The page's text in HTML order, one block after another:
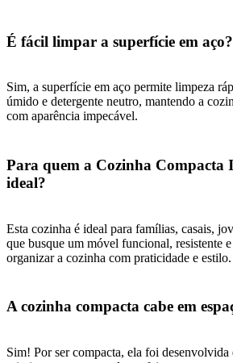
É fácil limpar a superfície em aço?
Sim, a superfície em aço permite limpeza
úmido e detergente neutro, mantendo a
com aparência impecável.
Para quem a Cozinha Compacta
ideal?
Esta cozinha é ideal para famílias, casais,
que busque um móvel funcional, resistente
organizar a cozinha com praticidade e estilo.
A cozinha compacta cabe em
Sim! Por ser compacta, ela foi desenvolvida